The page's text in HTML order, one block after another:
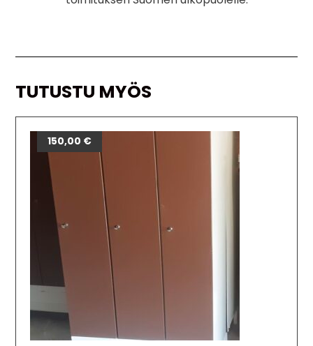
TUTUSTU MYÖS
150,00 €